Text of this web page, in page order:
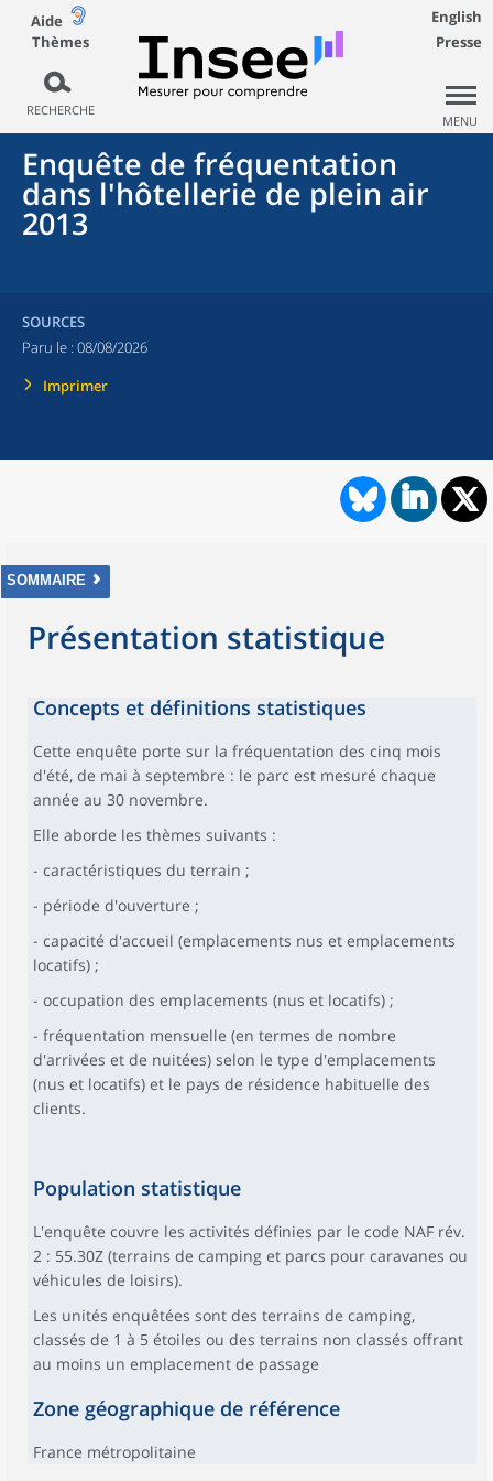
Aide
Thèmes
RECHERCHE
English
Presse
MENU
Enquête de fréquentation
dans l'hôtellerie de plein air
2013
SOURCES
Paru le : 08/08/2026
Imprimer
SOMMAIRE
Présentation statistique
Concepts et définitions statistiques
Cette enquête porte sur la fréquentation des cinq mois
d'été, de mai à septembre : le parc est mesuré chaque
année au 30 novembre.
Elle aborde les thèmes suivants :
- caractéristiques du terrain ;
- période d'ouverture ;
- capacité d'accueil (emplacements nus et emplacements
locatifs) ;
- occupation des emplacements (nus et locatifs) ;
- fréquentation mensuelle (en termes de nombre
d'arrivées et de nuitées) selon le type d'emplacements
(nus et locatifs) et le pays de résidence habituelle des
clients.
Population statistique
L'enquête couvre les activités définies par le code NAF rév.
2 : 55.30Z (terrains de camping et parcs pour caravanes ou
véhicules de loisirs).
Les unités enquêtées sont des terrains de camping,
classés de 1 à 5 étoiles ou des terrains non classés offrant
au moins un emplacement de passage
Zone géographique de référence
France métropolitaine